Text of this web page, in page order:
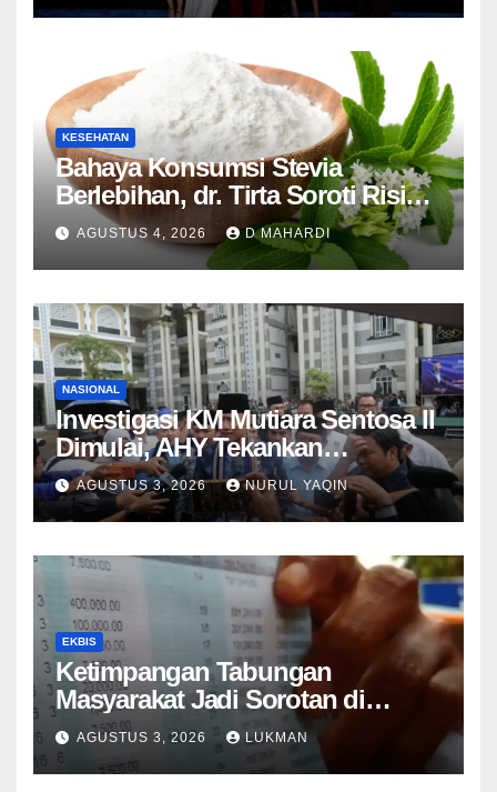
KESEHATAN
Bahaya Konsumsi Stevia
Berlebihan, dr. Tirta Soroti Risiko
Resistensi Insulin
AGUSTUS 4, 2026 D MAHARDI
NASIONAL
Investigasi KM Mutiara Sentosa II
Dimulai, AHY Tekankan
Keselamatan Kapal
AGUSTUS 3, 2026 NURUL YAQIN
EKBIS
Ketimpangan Tabungan
Masyarakat Jadi Sorotan di
Tengah Perlambatan DPK 2026
AGUSTUS 3, 2026 LUKMAN